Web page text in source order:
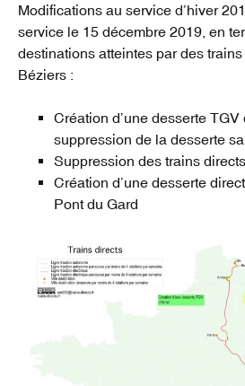
Modifications au service d’hiver
service le 15 décembre 2019, en
destinations atteintes par des
Béziers :
Création d’une desserte TGV
suppression de la desserte
Suppression des trains
Création d’une desserte
Pont du Gard